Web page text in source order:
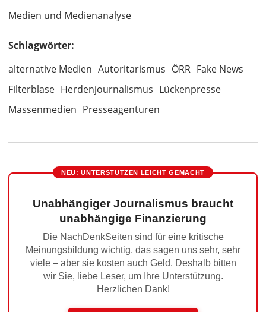
Medien und Medienanalyse
Schlagwörter:
alternative Medien Autoritarismus ÖRR Fake News
Filterblase Herdenjournalismus Lückenpresse
Massenmedien Presseagenturen
NEU: UNTERSTÜTZEN LEICHT GEMACHT
Unabhängiger Journalismus braucht
unabhängige Finanzierung
Die NachDenkSeiten sind für eine kritische
Meinungsbildung wichtig, das sagen uns sehr, sehr
viele – aber sie kosten auch Geld. Deshalb bitten
wir Sie, liebe Leser, um Ihre Unterstützung.
Herzlichen Dank!